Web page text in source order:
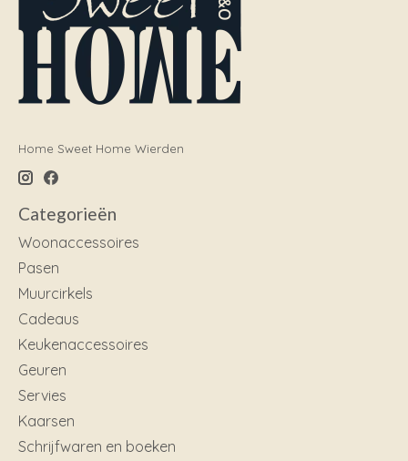
Home Sweet Home Wierden
Categorieën
Woonaccessoires
Pasen
Muurcirkels
Cadeaus
Keukenaccessoires
Geuren
Servies
Kaarsen
Schrijfwaren en boeken